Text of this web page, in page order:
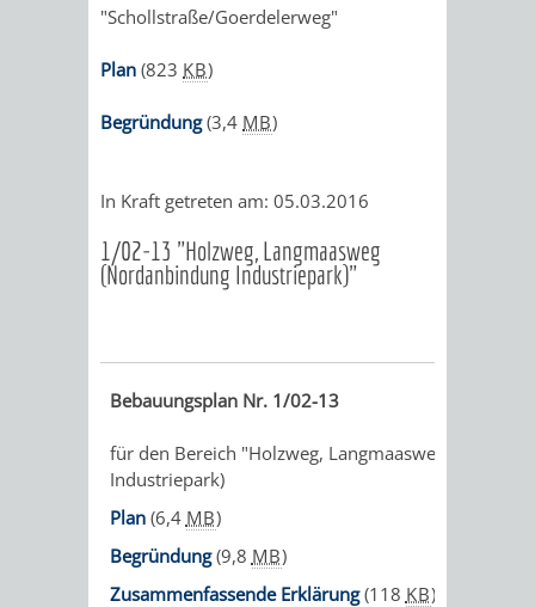
"Schollstraße/Goerdelerweg"
Plan (823 KB)
Begründung(3,4 MB)
In Kraft getreten am: 05.03.2016
1/02-13 "Holzweg, Langmaasweg
(Nordanbindung Industriepark)"
Bebauungsplan Nr. 1/02-13
für den Bereich "Holzweg, Langmaasweg"
Industriepark)
Plan(6,4 MB)
Begründung(9,8 MB)
Zusammenfassende Erklärung(118 KB)